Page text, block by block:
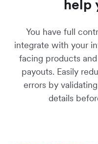
help
You have full
integrate with your
facing products
payouts. Easily
errors by
details